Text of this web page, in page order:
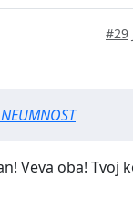
#29
Veva oba! Tvoj